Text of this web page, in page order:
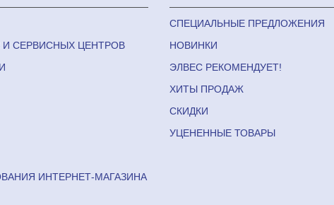
И СЕРВИСНЫХ ЦЕНТРОВ
ИНТЕРНЕТ-МАГАЗИНА
СПЕЦИАЛЬНЫЕ ПРЕДЛОЖЕНИЯ
НОВИНКИ
ЭЛВЕС РЕКОМЕНДУЕТ!
ХИТЫ ПРОДАЖ
СКИДКИ
УЦЕНЕННЫЕ ТОВАРЫ